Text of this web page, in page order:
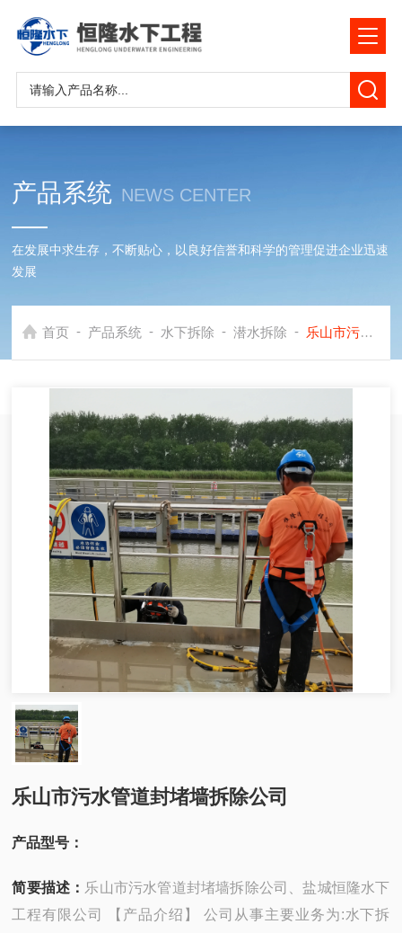
产品系统 NEWS CENTER
在发展中求生存，不断贴心，以良好信誉和科学的管理促进企业迅速
发展
首页 - 产品系统 - 水下拆除 - 潜水拆除 - 乐山市污水管道封堵墙拆除公司
乐山市污水管道封堵墙拆除公司
产品型号：
简要描述： 乐山市污水管道封堵墙拆除公司、盐城恒隆水下
工程有限公司 【产品介绍】 公司从事主要业务为:水下拆